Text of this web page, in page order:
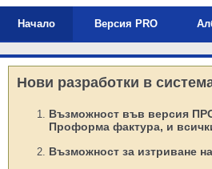
Начало Версия PRO
Нови разработки в
Възможност във версия
Проформа фактура, и
Възможност за изтриване